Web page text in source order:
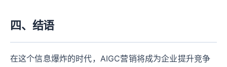
四、结语
在这个信息爆炸的时代，AIGC营销将成为企业提升竞争